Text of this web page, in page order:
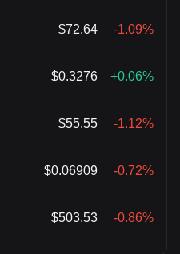
$72.64 -1.09%
$0.3276 +0.06%
$55.55 -1.12%
$0.06909 -0.72%
$503.53 -0.86%